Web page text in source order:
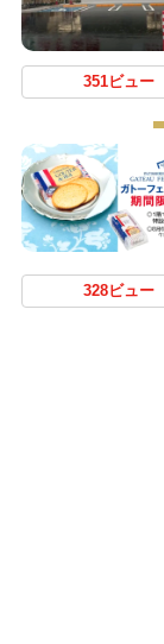
351ビュー
328ビュー